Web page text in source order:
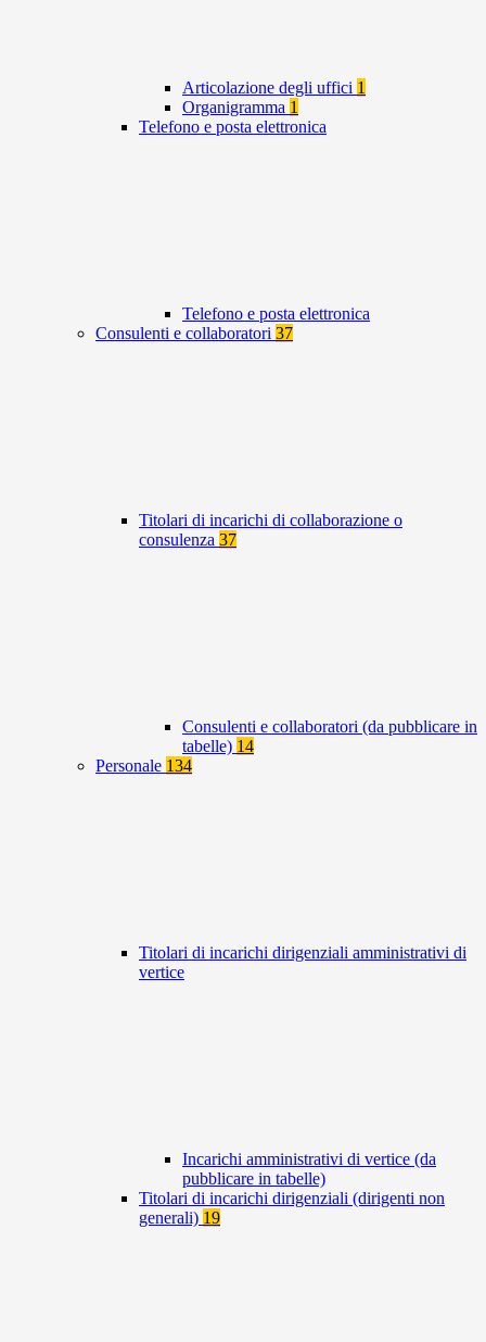
Articolazione degli uffici 1
Organigramma 1
Telefono e posta elettronica
Telefono e posta elettronica
Consulenti e collaboratori 37
Titolari di incarichi di collaborazione o
consulenza 37
Consulenti e collaboratori (da pubblicare in
tabelle) 14
Personale 134
Titolari di incarichi dirigenziali amministrativi di
vertice
Incarichi amministrativi di vertice (da
pubblicare in tabelle)
Titolari di incarichi dirigenziali (dirigenti non
generali) 19